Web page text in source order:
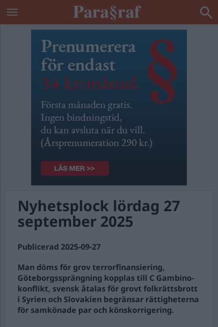
Nyhetsplock lördag 27
september 2025
Publicerad 2025-09-27
Man döms för grov terrorfinansiering,
Göteborgssprängning kopplas till C Gambino-
konflikt, svensk åtalas för grovt folkrättsbrott
i Syrien och Slovakien begränsar rättigheterna
för samkönade par och könskorrigering.